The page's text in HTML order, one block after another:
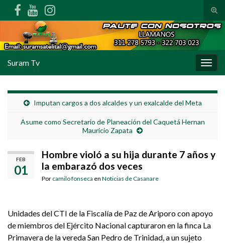
Suram Tv
Imputan cargos a dos alcaldes y un exalcalde del Meta
Asume como Secretario de Planeación del Caquetá Hernan
Mauricio Zapata
FEB
01
Hombre violó a su hija durante 7 años y
la embarazó dos veces
Por camilo fonseca en Noticias de Casanare
Unidades del CTI de la Fiscalía de Paz de Ariporo con apoyo
de miembros del Ejército Nacional capturaron en la finca La
Primavera de la vereda San Pedro de Trinidad, a un sujeto